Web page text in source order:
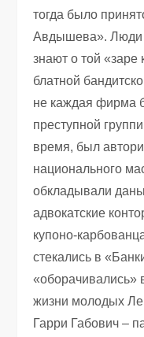
тогда было
Авдышева». Люди
знают о той «заре
блатной
не каждая фирма
преступной
время, был
национального
обкладывали
адвокатские
купоно-
стекались в
«оборачивались»
жизни молодых
Гарри Габович –